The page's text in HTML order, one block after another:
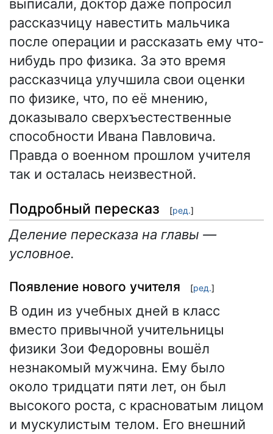
выписали, доктор даже попросил
рассказчицу навестить мальчика
после операции и рассказать ему что-
нибудь про физика. За это время
рассказчица улучшила свои оценки
по физике, что, по её мнению,
доказывало сверхъестественные
способности Ивана Павловича.
Правда о военном прошлом учителя
так и осталась неизвестной.
Подробный пересказ [ред.]
Деление пересказа на главы —
условное.
Появление нового учителя [ред.]
В один из учебных дней в класс
вместо привычной учительницы
физики Зои Федоровны вошёл
незнакомый мужчина. Ему было
около тридцати пяти лет, он был
высокого роста, с красноватым лицом
и мускулистым телом. Его внешний